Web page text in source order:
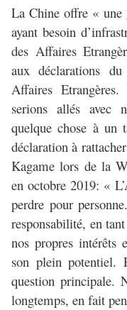
La Chine offre « une
ayant besoin
des Affaires
aux déclarations
Affaires
serions allés avec
quelque chose à
déclaration à
Kagame lors de la
en octobre 2019: «
perdre pour
responsabilité, en
nos propres intérêts
son plein potentiel.
question principale.
longtemps, en fait